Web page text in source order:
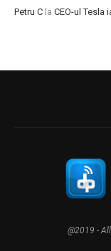
Petru C la CEO-ul Tesla
@2019 -